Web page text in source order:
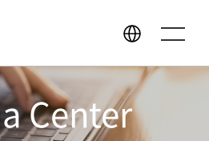
Business
Center